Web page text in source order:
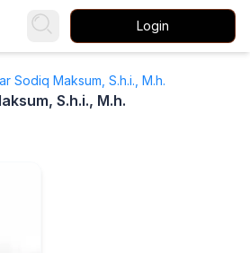
Login
Sodiq Maksum, S.h.i., M.h.
S.h.i., M.h.